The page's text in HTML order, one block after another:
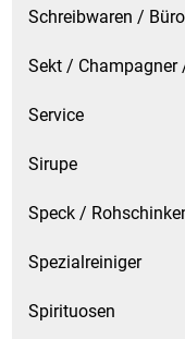
Waffeln / Kekse
Waschmittel
Wasser
Wein
Schreibwaren /
Sekt / Champagner
Service
Sirupe
Speck /
Spezialreiniger
Spirituosen